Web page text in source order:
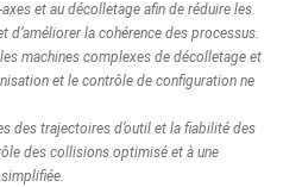
et au décolletage afin de réduire les
d’améliorer la cohérence des processus.
machines complexes de décolletage et
et le contrôle de configuration ne
des trajectoires d’outil et la fiabilité des
des collisions optimisé et à une